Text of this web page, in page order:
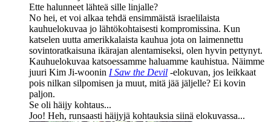
Ette halunneet lähteä sille linjalle?
No hei, et voi alkaa tehdä ensimmäistä israelilaista
kauhuelokuvaa jo lähtökohtaisesti kompromissina. Kun
katselen uutta amerikkalaista kauhua jota on laimennettu
sovintoratkaisuna ikärajan alentamiseksi, olen hyvin pettynyt.
Kauhuelokuvaa katsoessamme haluamme kauhistua. Näimme
juuri Kim Ji‑woonin I Saw the Devil ‑elokuvan, jos leikkaat
pois nilkan silpomisen ja muut, mitä jää jäljelle? Ei kovin
paljon.
Se oli häijy kohtaus...
Joo! Heh, runsaasti häijyjä kohtauksia siinä elokuvassa...